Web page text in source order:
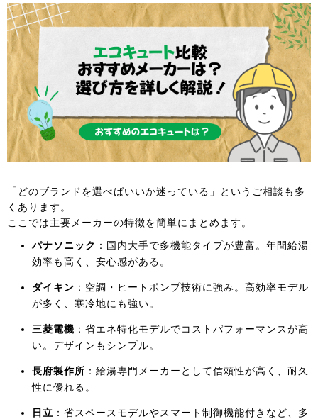
「どのブランドを選べばいいか迷っている」というご相談も多
くあります。
ここでは主要メーカーの特徴を簡単にまとめます。
パナソニック ：国内大手で多機能タイプが豊富。年間給湯
効率も高く、安心感がある。
ダイキン ：空調・ヒートポンプ技術に強み。高効率モデル
が多く、寒冷地にも強い。
三菱電機 ：省エネ特化モデルでコストパフォーマンスが高
い。デザインもシンプル。
長府製作所 ：給湯専門メーカーとして信頼性が高く、耐久
性に優れる。
日立 ：省スペースモデルやスマート制御機能付きなど、多